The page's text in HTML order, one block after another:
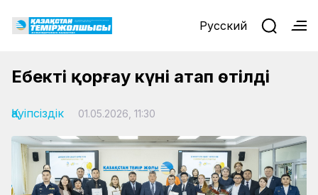
Русский
Еңбекті қорғау күні атап өтілді
Қауіпсіздік 01.05.2026, 11:30